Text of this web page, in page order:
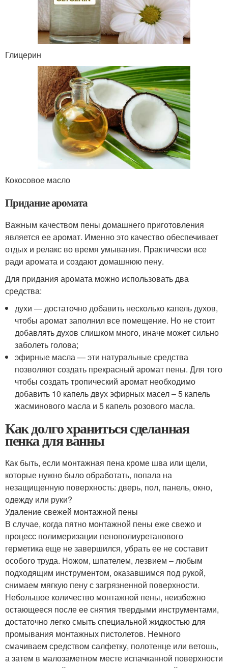
Глицерин
Кокосовое масло
Придание аромата
Важным качеством пены домашнего приготовления
является ее аромат. Именно это качество обеспечивает
отдых и релакс во время умывания. Практически все
ради аромата и создают домашнюю пену.
Для придания аромата можно использовать два
средства:
духи — достаточно добавить несколько капель духов,
чтобы аромат заполнил все помещение. Но не стоит
добавлять духов слишком много, иначе может сильно
заболеть голова;
эфирные масла — эти натуральные средства
позволяют создать прекрасный аромат пены. Для того
чтобы создать тропический аромат необходимо
добавить 10 капель двух эфирных масел – 5 капель
жасминового масла и 5 капель розового масла.
Как долго храниться сделанная
пенка для ванны
Как быть, если монтажная пена кроме шва или щели,
которые нужно было обработать, попала на
незащищенную поверхность: дверь, пол, панель, окно,
одежду или руки?
Удаление свежей монтажной пены
В случае, когда пятно монтажной пены еже свежо и
процесс полимеризации пенополиуретанового
герметика еще не завершился, убрать ее не составит
особого труда. Ножом, шпателем, лезвием – любым
подходящим инструментом, оказавшимся под рукой,
снимаем мягкую пену с загрязненной поверхности.
Небольшое количество монтажной пены, неизбежно
остающееся после ее снятия твердыми инструментами,
достаточно легко смыть специальной жидкостью для
промывания монтажных пистолетов. Немного
смачиваем средством салфетку, полотенце или ветошь,
а затем в малозаметном месте испачканной поверхности